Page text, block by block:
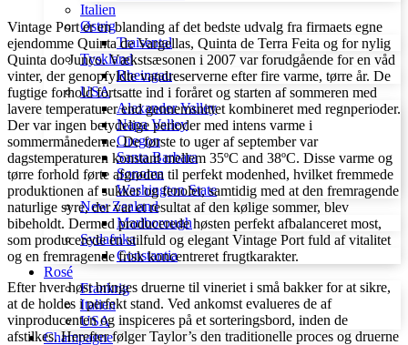
Italien
Østrig
Traisental
Tyskland
Rheingau
USA
Alexander Valley
Napa Valley
Oregon
Santa Barbara
Sonoma
Washington State
New Zealand
Marlborough
Sydafrika
Constantia
Rosé
Frankrig
Italien
USA
Champagne
Vintage Port er en blanding af det bedste udvalg fra firmaets egne
ejendomme Quinta de Vargellas, Quinta de Terra Feita og for nylig
Quinta do Junco. Vækstsæsonen i 2007 var forudgående for en våd
vinter, der genopfyldte vandreserverne efter fire varme, tørre år. De
fugtige forhold fortsatte ind i foråret og starten af sommeren med
lavere temperaturer end gennemsnittet kombineret med regnperioder.
Der var ingen betydelige perioder med intens varme i
sommermånederne. De første to uger af september var
dagstemperaturen konstant mellem 35ºC and 38ºC. Disse varme og
tørre forhold førte afgrøden til perfekt modenhed, hvilket fremmede
produktionen af sukker og fenoler, samtidig med at den fremragende
naturlige syre, der var et resultat af den kølige sommer, blev
bibeholdt. Dermed producerede høsten perfekt afbalanceret most,
som producerede en stilfuld og elegant Vintage Port fuld af vitalitet
og en fremragende frisk koncentreret frugtkarakter.
Efter hver høst bringes druerne til vineriet i små bakker for at sikre,
at de holdes i perfekt stand. Ved ankomst evalueres de af
vinproducenten og inspiceres på et sorteringsbord, inden de
afstilkes. Herefter følger Taylor’s den traditionelle proces og druerne